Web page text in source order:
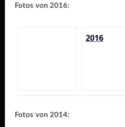
Fotos von 2016:
2016
Fotos von 2014: